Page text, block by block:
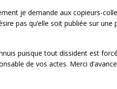
je demande aux copieurs-
pas qu’elle soit publiée sur
puisque tout dissident est
de vos actes. Merci